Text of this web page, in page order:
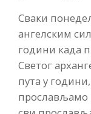
Сваки
ангелским
години када
Светог
пута у
прослављамо